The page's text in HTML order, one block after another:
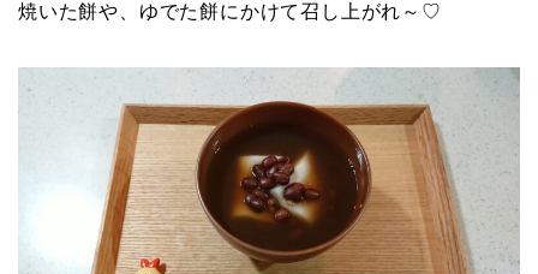
焼いた餅や、ゆでた餅にかけて召し上がれ～♡